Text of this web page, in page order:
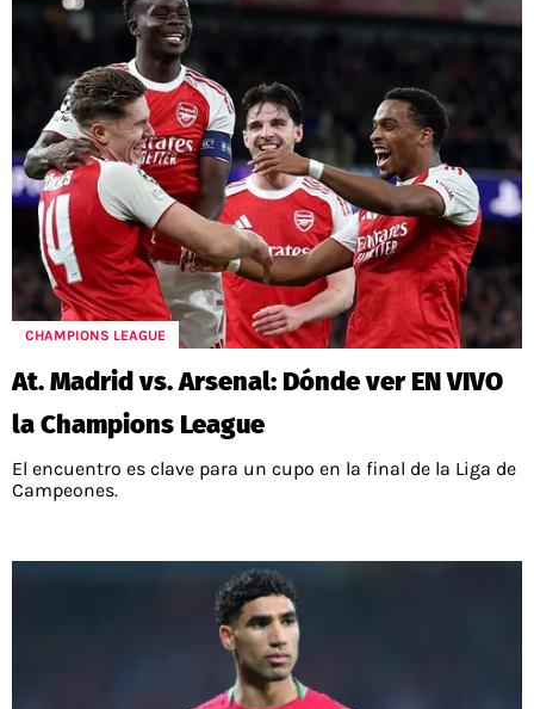
CHAMPIONS LEAGUE
At. Madrid vs. Arsenal: Dónde ver EN VIVO
la Champions League
El encuentro es clave para un cupo en la final de la Liga de
Campeones.